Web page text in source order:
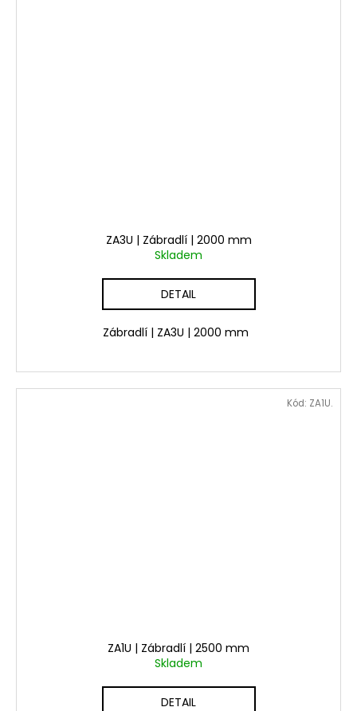
ZA3U | Zábradlí | 2000 mm
Skladem
DETAIL
Zábradlí | ZA3U | 2000 mm
ZA1U | Zábradlí | 2500 mm
Skladem
DETAIL
Kód: ZA1U.